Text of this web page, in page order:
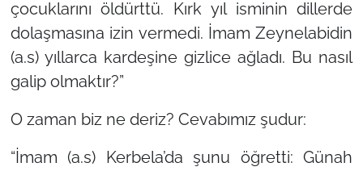
çocuklarını öldürttü. Kırk yıl isminin dillerde
dolaşmasına izin vermedi. İmam Zeynelabidin
(a.s) yıllarca kardeşine gizlice ağladı. Bu nasıl
galip olmaktır?”
O zaman biz ne deriz? Cevabımız şudur:
“İmam (a.s) Kerbela’da şunu öğretti: Günah